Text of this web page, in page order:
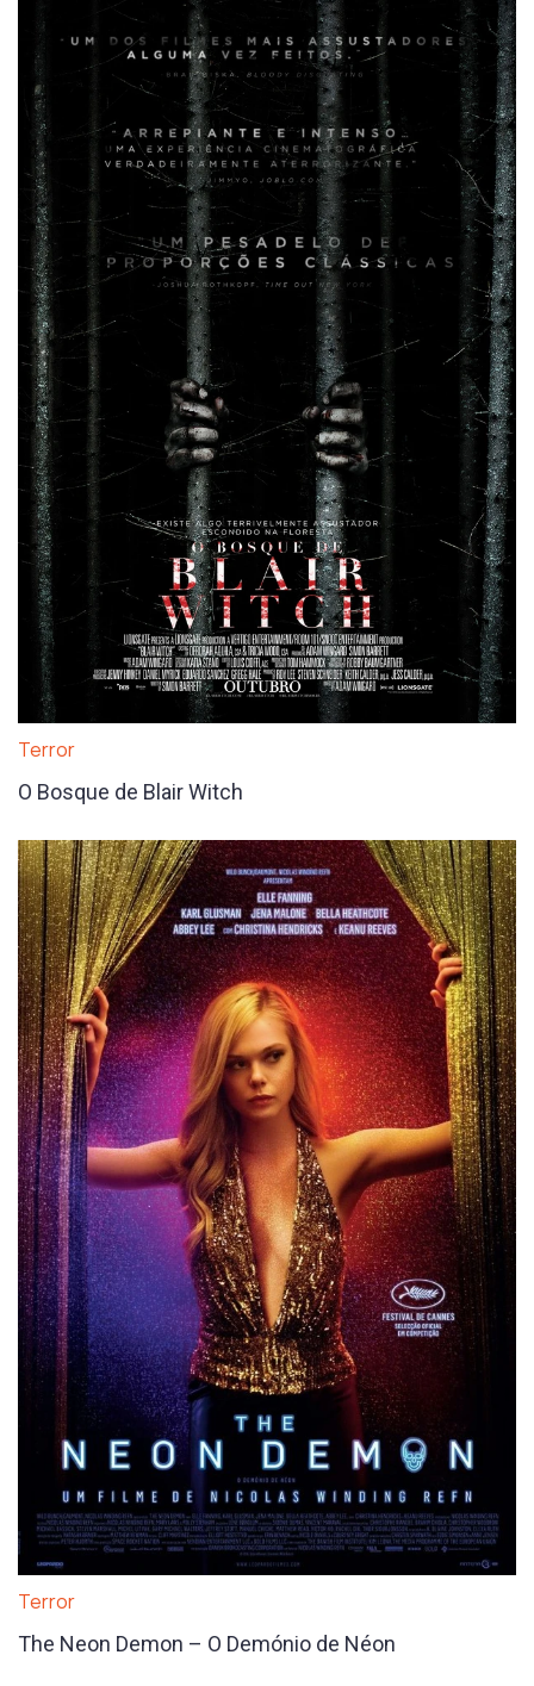
Terror
O Bosque de Blair Witch
Terror
The Neon Demon – O Demónio de Néon